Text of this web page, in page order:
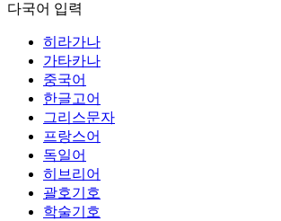
다국어 입력
히라가나
가타카나
중국어
한글고어
그리스문자
프랑스어
독일어
히브리어
괄호기호
학술기호